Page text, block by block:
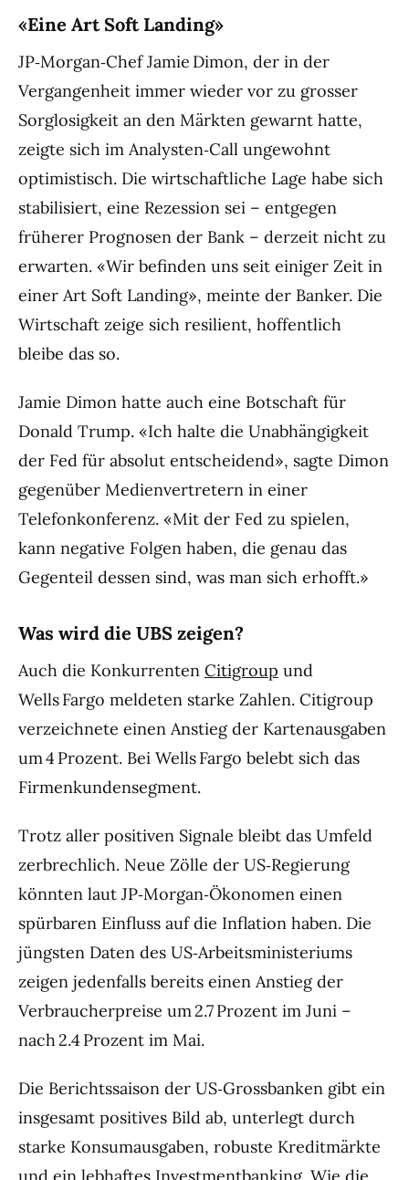
«Eine Art Soft Landing»
JP‑Morgan‑Chef Jamie Dimon, der in der
Vergangenheit immer wieder vor zu grosser
Sorglosigkeit an den Märkten gewarnt hatte,
zeigte sich im Analysten‑Call ungewohnt
optimistisch. Die wirtschaftliche Lage habe sich
stabilisiert, eine Rezession sei – entgegen
früherer Prognosen der Bank – derzeit nicht zu
erwarten. «Wir befinden uns seit einiger Zeit in
einer Art Soft Landing», meinte der Banker. Die
Wirtschaft zeige sich resilient, hoffentlich
bleibe das so.
Jamie Dimon hatte auch eine Botschaft für
Donald Trump. «Ich halte die Unabhängigkeit
der Fed für absolut entscheidend», sagte Dimon
gegenüber Medienvertretern in einer
Telefonkonferenz. «Mit der Fed zu spielen,
kann negative Folgen haben, die genau das
Gegenteil dessen sind, was man sich erhofft.»
Was wird die UBS zeigen?
Auch die Konkurrenten Citigroup und
Wells Fargo meldeten starke Zahlen. Citigroup
verzeichnete einen Anstieg der Kartenausgaben
um 4 Prozent. Bei Wells Fargo belebt sich das
Firmenkundensegment.
Trotz aller positiven Signale bleibt das Umfeld
zerbrechlich. Neue Zölle der US‑Regierung
könnten laut JP‑Morgan‑Ökonomen einen
spürbaren Einfluss auf die Inflation haben. Die
jüngsten Daten des US‑Arbeitsministeriums
zeigen jedenfalls bereits einen Anstieg der
Verbraucherpreise um 2.7 Prozent im Juni –
nach 2.4 Prozent im Mai.
Die Berichtssaison der US‑Grossbanken gibt ein
insgesamt positives Bild ab, unterlegt durch
starke Konsumausgaben, robuste Kreditmärkte
und ein lebhaftes Investmentbanking. Wie die